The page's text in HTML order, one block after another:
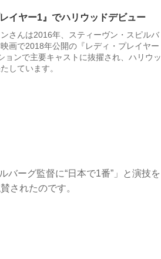
レイヤー1』でハリウッドデビュー
さんは2016年、スティーヴン・スピルバ
画で2018年公開の『レディ・プレイヤー
ョンで主要キャストに抜擢され、ハリウッ
しています。
ーグ監督に“日本で1番”」と演技を
されたのです。